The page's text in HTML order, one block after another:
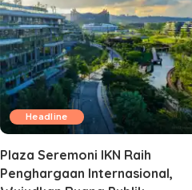
Headline
Plaza Seremoni IKN Raih
Penghargaan Internasional,